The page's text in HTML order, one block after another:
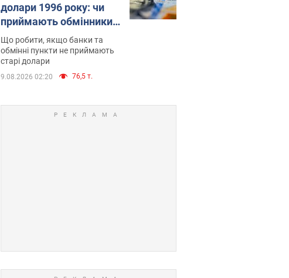
долари 1996 року: чи
приймають обмінники
та банки такі купюри
Що робити, якщо банки та
обмінні пункти не приймають
старі долари
9.08.2026 02:20 76,5 т.